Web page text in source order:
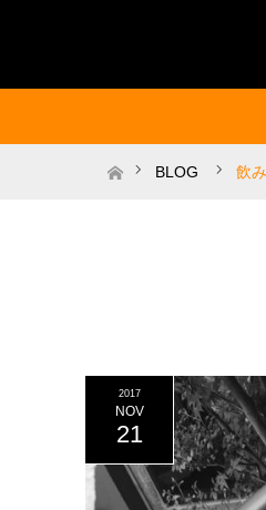
ホームBLOG 飲
2017
NOV
21